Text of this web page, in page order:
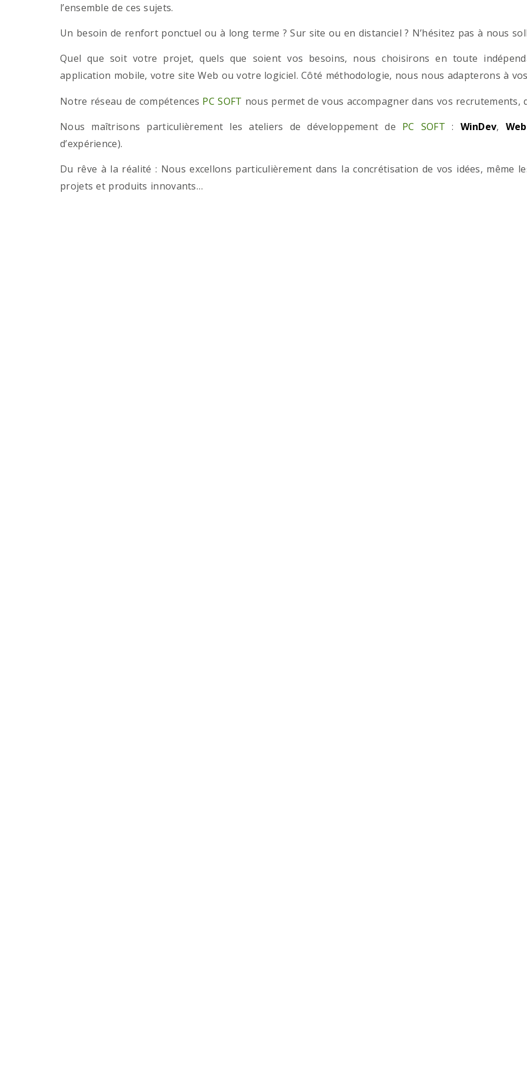
l’ensemble de ces sujets.
Un besoin de renfort ponctuel ou à long terme ? Sur site ou en distanciel ? N’hésitez pas à nous
Quel que soit votre projet, quels que soient vos besoins, nous choisirons en toute
application mobile, votre site Web ou votre logiciel. Côté méthodologie, nous nous adapterons à
Notre réseau de compétences PC SOFT nous permet de vous accompagner dans vos
Nous maîtrisons particulièrement les ateliers de développement de PC SOFT : WinDev,
d’expérience).
Du rêve à la réalité : Nous excellons particulièrement dans la concrétisation de vos idées, même
projets et produits innovants…